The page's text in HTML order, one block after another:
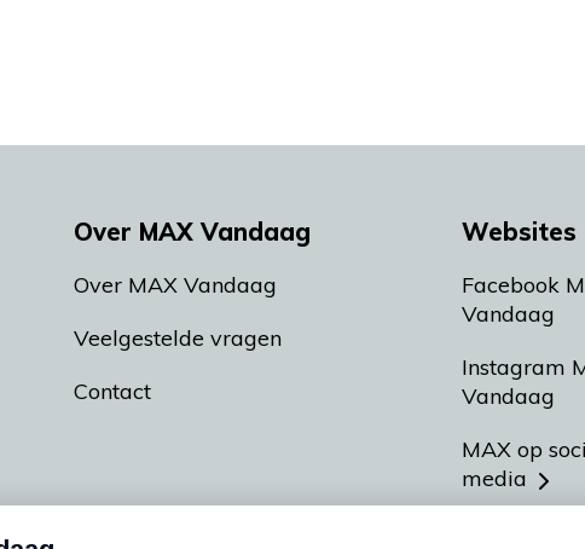
Over MAX Vandaag
Over MAX Vandaag
Veelgestelde vragen
Contact
Websites
Facebook
Vandaag
Instagram
Vandaag
MAX op
media